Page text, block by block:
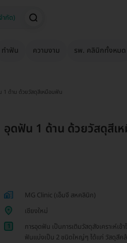
ทำฟัน ความงาม รพ. คลินิกทั้งหมด
1 ด้าน ด้วยวัสดุสีเหมือนฟัน
อุดฟัน 1 ด้าน ด้วยวัสดุสีเ
MG Clinic (เอ็มจี สหคลินิก)
เชียงใหม่
1
การอุดฟัน เป็นการเติมวัสดุสังเคราะห์
ฟันแบ่งเป็น 2 ชนิดใหญ่ๆ ได้แก่ วัสดุสีค